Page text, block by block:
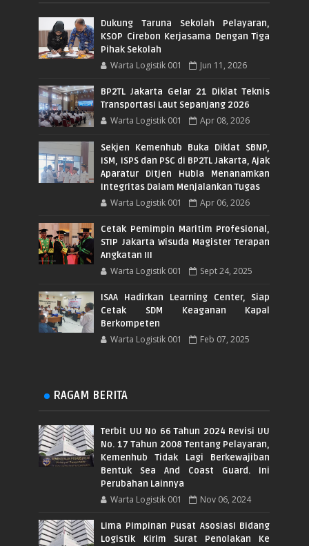
Dukung Taruna Sekolah Pelayaran,
KSOP Cirebon Kerjasama Dengan Tiga
Pihak Sekolah
Warta Logistik 001 Jun 11, 2026
BP2TL Jakarta Gelar 21 Diklat Teknis
Transportasi Laut Sepanjang 2026
Warta Logistik 001 Apr 08, 2026
Sekjen Kemenhub Buka Diklat SBNP,
ISM, ISPS dan PSC di BP2TL Jakarta, Ajak
Aparatur Ditjen Hubla Menanamkan
Integritas Dalam Menjalankan Tugas
Warta Logistik 001 Apr 06, 2026
Cetak Pemimpin Maritim Profesional,
STIP Jakarta Wisuda Magister Terapan
Angkatan III
Warta Logistik 001 Sept 24, 2025
ISAA Hadirkan Learning Center, Siap
Cetak SDM Keaganan Kapal
Berkompeten
Warta Logistik 001 Feb 07, 2025
RAGAM BERITA
Terbit UU No 66 Tahun 2024 Revisi UU
No. 17 Tahun 2008 Tentang Pelayaran,
Kemenhub Tidak Lagi Berkewajiban
Bentuk Sea And Coast Guard. Ini
Perubahan Lainnya
Warta Logistik 001 Nov 06, 2024
Lima Pimpinan Pusat Asosiasi Bidang
Logistik Kirim Surat Penolakan Ke